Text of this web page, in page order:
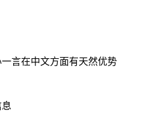
言在中文方面有天然优势